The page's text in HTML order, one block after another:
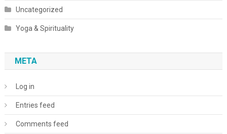
Uncategorized
Yoga & Spirituality
META
Log in
Entries feed
Comments feed